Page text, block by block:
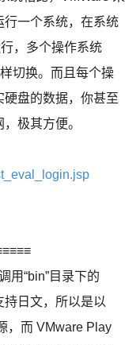
行一个系统，在系统
，多个操作系统
切换。而且每个操
盘的数据，你甚至
极其方便。
用“bin”目录下的
持日文，所以是以
，而 VMware Play